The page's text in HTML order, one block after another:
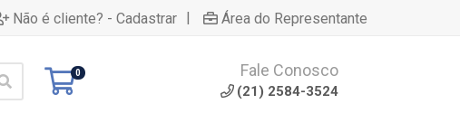
Não é cliente? - Cadastrar | Área do Representante
0 Fale Conosco
(21) 2584-3524